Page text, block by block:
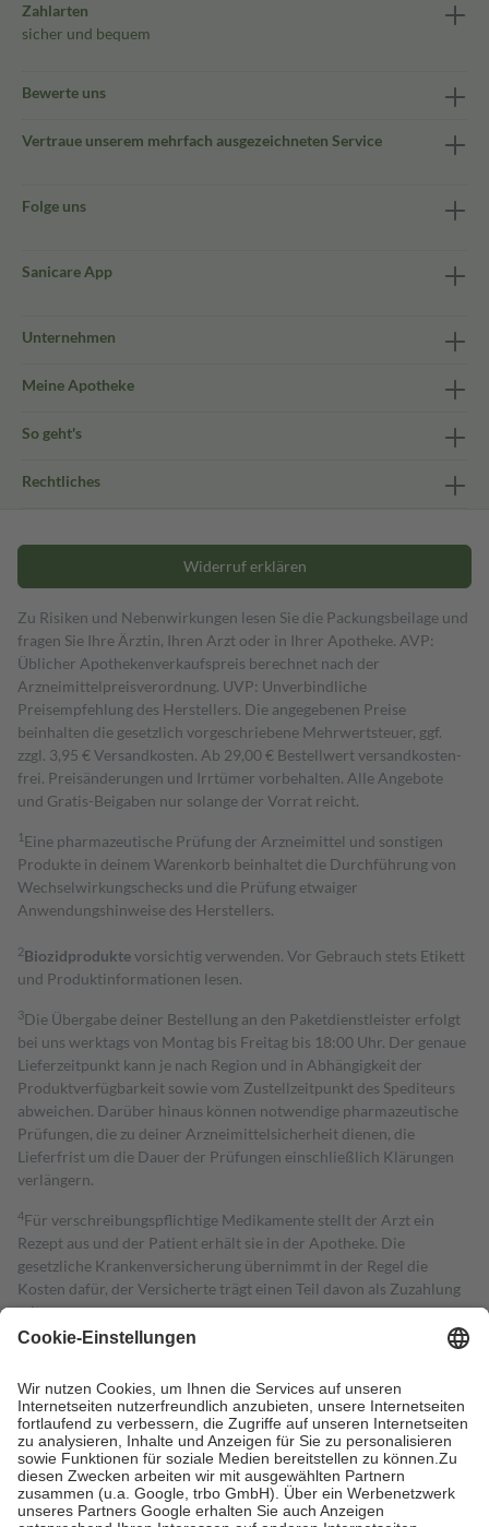
Zahlarten
sicher und bequem
Bewerte uns
Vertraue unserem mehrfach ausgezeichneten Service
Folge uns
Sanicare App
Unternehmen
Meine Apotheke
So geht's
Rechtliches
Widerruf erklären
Zu Risiken und Nebenwirkungen lesen Sie die Packungsbeilage und
fragen Sie Ihre Ärztin, Ihren Arzt oder in Ihrer Apotheke. AVP:
Üblicher Apothekenverkaufspreis berechnet nach der
Arzneimittelpreisverordnung. UVP: Unverbindliche
Preisempfehlung des Herstellers. Die angegebenen Preise
beinhalten die gesetzlich vorgeschriebene Mehrwertsteuer, ggf.
zzgl. 3,95 € Versandkosten. Ab 29,00 € Bestell­wert versand­kosten­
frei. Preisänderungen und Irrtümer vorbehalten. Alle Angebote
und Gratis-Beigaben nur solange der Vorrat reicht.
1 Eine pharmazeutische Prüfung der Arzneimittel und sonstigen
Produkte in deinem Warenkorb beinhaltet die Durchführung von
Wechselwirkungschecks und die Prüfung etwaiger
Anwendungshinweise des Herstellers.
2Biozidproduktevorsichtig verwenden. Vor Gebrauch stets Etikett
und Produktinformationen lesen.
3Die Übergabe deiner Bestellung an den Paketdienstleister erfolgt
bei uns werktags von Montag bis Freitag bis 18:00 Uhr. Der genaue
Lieferzeitpunkt kann je nach Region und in Abhängigkeit der
Produktverfügbarkeit sowie vom Zustellzeitpunkt des Spediteurs
abweichen. Darüber hinaus können notwendige pharmazeutische
Prüfungen, die zu deiner Arzneimittelsicherheit dienen, die
Lieferfrist um die Dauer der Prüfungen einschließlich Klärungen
verlängern.
4Für verschreibungspflichtige Medikamente stellt der Arzt ein
Rezept aus und der Patient erhält sie in der Apotheke. Die
gesetzliche Krankenversicherung übernimmt in der Regel die
Kosten dafür, der Versicherte trägt einen Teil davon als Zuzahlung
mit.
Grundsätzlich leisten Mitglieder Zuzahlungen in Höhe von zehn
höchstens zehn Euro.
Es sind jedoch nie mehr als die tatsächlichen
Kosten der Leistung zu entrichten.
Diese Regeln gelten grundsätzlich auch für Online-Apotheken.
Bei Heilmitteln und häuslicher Krankenpflege beträgt die
Zuzahlung zehn Prozent der Kosten sowie zehn Euro je
Verordnung.
Um das Engagement der Versicherten für ihre eigene Gesundheit zu